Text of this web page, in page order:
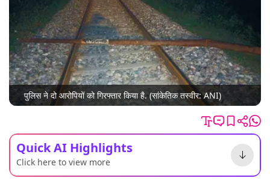
पुलिस ने दो आरोपियों को गिरफ्तार किया है. (सांकेतिक तस्वीर: ANI)
Quick AI Highlights
Click here to view more